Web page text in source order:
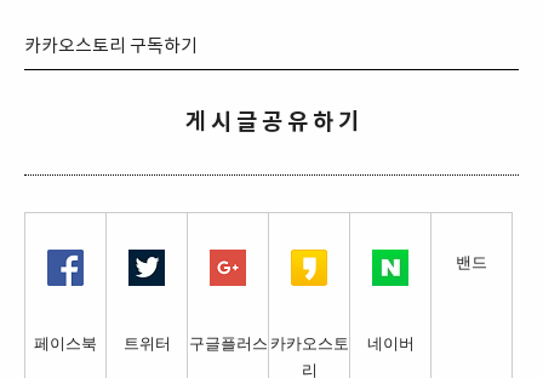
카카오스토리 구독하기
게 시 글 공 유 하 기
페이스북 트위터 구글플러스 카카오스토
리
네이버
밴드